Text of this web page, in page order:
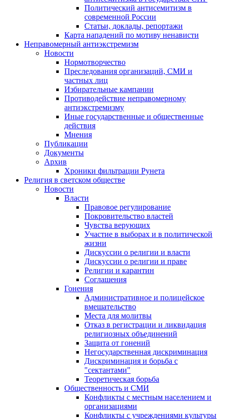
Политический антисемитизм в
современной России
Статьи, доклады, репортажи
Карта нападений по мотиву ненависти
Неправомерный антиэкстремизм
Новости
Нормотворчество
Преследования организаций, СМИ и
частных лиц
Избирательные кампании
Противодействие неправомерному
антиэкстремизму
Иные государственные и общественные
действия
Мнения
Публикации
Документы
Архив
Хроники фильтрации Рунета
Религия в светском обществе
Новости
Власти
Правовое регулирование
Покровительство властей
Чувства верующих
Участие в выборах и в политической
жизни
Дискуссии о религии и власти
Дискуссии о религии и праве
Религии и карантин
Соглашения
Гонения
Административное и полицейское
вмешательство
Места для молитвы
Отказ в регистрации и ликвидация
религиозных объединений
Защита от гонений
Негосударственная дискриминация
Дискриминация и борьба с
"сектантами"
Теоретическая борьба
Общественность и СМИ
Конфликты с местным населением и
организациями
Конфликты с учреждениями культуры